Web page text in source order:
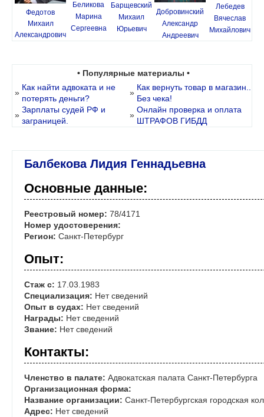
Федотов
Михаил
Александрович
Беликова
Марина
Сергеевна
Барщевский
Михаил
Юрьевич
Добровинский
Александр
Андреевич
Лебедев
Вячеслав
Михайлович
• Популярные материалы •
»
Как найти адвоката и не
потерять деньги?
»
Как вернуть товар в магазин..
Без чека!
»
Зарплаты судей РФ и
заграницей.
»
Онлайн проверка и оплата
ШТРАФОВ ГИБДД
Балбекова Лидия Геннадьевна
Основные данные:
Реестровый номер: 78/4171
Номер удостоверения:
Регион: Санкт-Петербург
Опыт:
Стаж с: 17.03.1983
Специализация: Нет сведений
Опыт в судах: Нет сведений
Награды: Нет сведений
Звание: Нет сведений
Контакты:
Членство в палате: Адвокатская палата Санкт-Петербурга
Организационная форма:
Название организации: Санкт-Петербургская городская
Адрес: Нет сведений